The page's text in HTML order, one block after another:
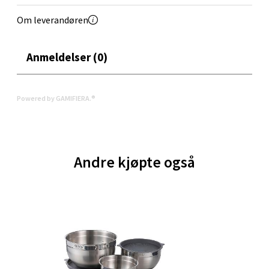
Om leverandøren
Anmeldelser (0)
Powered by GAMIFIERA.®
Andre kjøpte også
Åpent i dag 10-19